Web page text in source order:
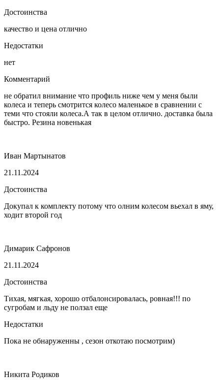
Достоинства
качество и цена отлично
Недостатки
нет
Комментарий
не обратил внимание что профиль ниже чем у меня были
колеса и теперь смотрится колесо маленькое в сравнении с
теми что стояли колеса.А так в целом отлично. доставка была
быстро. Резина новенькая
Иван Мартынатов
21.11.2024
Достоинства
Докупал к комплекту потому что олним колесом вьехал в яму,
ходит второй год
Димарик Сафронов
21.11.2024
Достоинства
Тихая, мягкая, хорошо отбалонсировалась, ровная!!! по
сугробам и льду не ползал еще
Недостатки
Пока не обнаруженны , сезон откотаю посмотрим)
Никита Родиков